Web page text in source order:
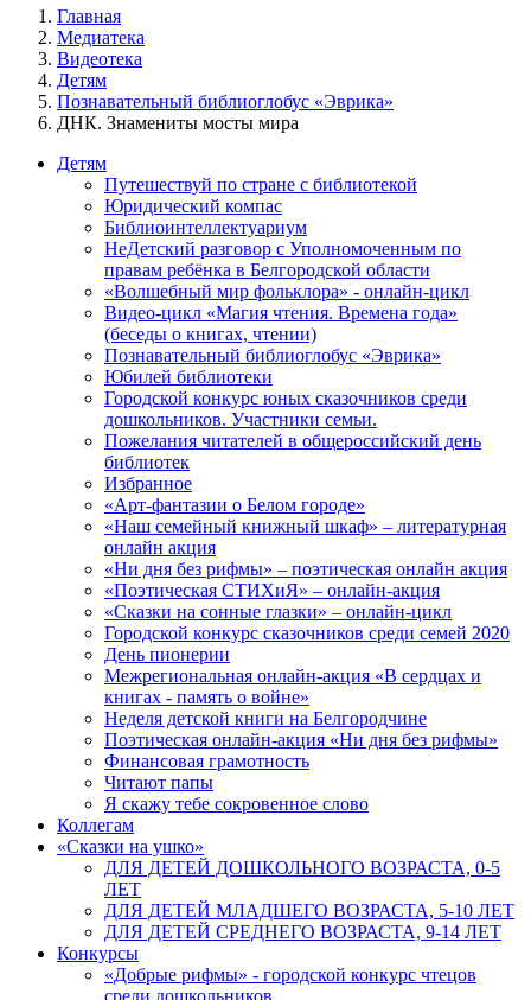
Главная
Медиатека
Видеотека
Детям
Познавательный библиоглобус «Эврика»
ДНК. Знамениты мосты мира
Детям
Путешествуй по стране с библиотекой
Юридический компас
Библиоинтеллектуариум
НеДетский разговор с Уполномоченным по
правам ребёнка в Белгородской области
«Волшебный мир фольклора» - онлайн-цикл
Видео-цикл «Магия чтения. Времена года»
(беседы о книгах, чтении)
Познавательный библиоглобус «Эврика»
Юбилей библиотеки
Городской конкурс юных сказочников среди
дошкольников. Участники семьи.
Пожелания читателей в общероссийский день
библиотек
Избранное
«Арт-фантазии о Белом городе»
«Наш семейный книжный шкаф» – литературная
онлайн акция
«Ни дня без рифмы» – поэтическая онлайн акция
«Поэтическая СТИХиЯ» – онлайн-акция
«Сказки на сонные глазки» – онлайн-цикл
Городской конкурс сказочников среди семей 2020
День пионерии
Межрегиональная онлайн-акция «В сердцах и
книгах - память о войне»
Неделя детской книги на Белгородчине
Поэтическая онлайн-акция «Ни дня без рифмы»
Финансовая грамотность
Читают папы
Я скажу тебе сокровенное слово
Коллегам
«Сказки на ушко»
ДЛЯ ДЕТЕЙ ДОШКОЛЬНОГО ВОЗРАСТА, 0-5
ЛЕТ
ДЛЯ ДЕТЕЙ МЛАДШЕГО ВОЗРАСТА, 5-10 ЛЕТ
ДЛЯ ДЕТЕЙ СРЕДНЕГО ВОЗРАСТА, 9-14 ЛЕТ
Конкурсы
«Добрые рифмы» - городской конкурс чтецов
среди дошкольников